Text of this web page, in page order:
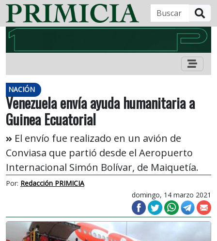
NACIÓN
Venezuela envía ayuda humanitaria a
Guinea Ecuatorial
El envío fue realizado en un avión de
Conviasa que partió desde el Aeropuerto
Internacional Simón Bolívar, de Maiquetía.
Por: Redacción PRIMICIA
domingo, 14 marzo 2021